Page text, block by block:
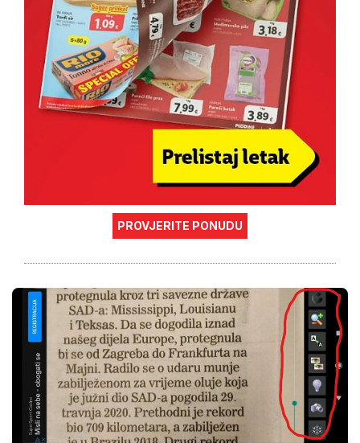
PROVJERITE PONUDU